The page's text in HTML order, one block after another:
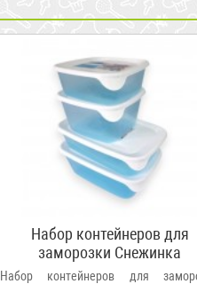
Набор контейнеров для
заморозки Снежинка
Полимербыт 4 шт
Набор контейнеров для